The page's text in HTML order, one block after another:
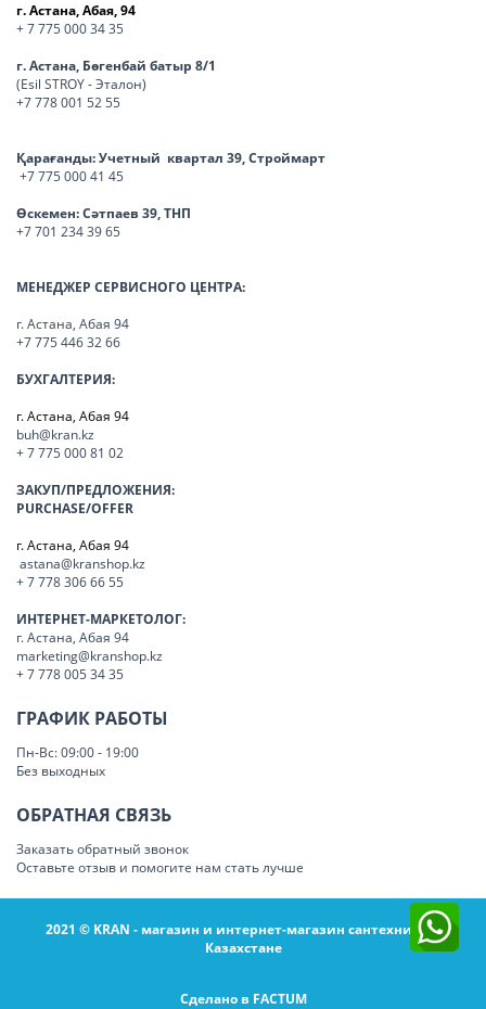
г. Астана, Абая, 94
+ 7 775 000 34 35
г. Астана, Бөгенбай батыр 8/1
(Esil STROY - Эталон)
+7 778 001 52 55
Қарағанды:Учетный квартал 39, Строймарт
+7 775 000 41 45
Өскемен:Сәтпаев 39, ТНП
+7 701 234 39 65
МЕНЕДЖЕР СЕРВИСНОГО ЦЕНТРА:
г. Астана, Абая 94
+7 775 446 32 66
БУХГАЛТЕРИЯ:
г. Астана, Абая 94
buh@kran.kz
+ 7 775 000 81 02
ЗАКУП/ПРЕДЛОЖЕНИЯ:
PURCHASE/OFFER
г. Астана, Абая 94
astana@kranshop.kz
+ 7 778 306 66 55
ИНТЕРНЕТ-МАРКЕТОЛОГ:
г. Астана, Абая 94
marketing@kranshop.kz
+ 7 778 005 34 35
ГРАФИК РАБОТЫ
Пн-Вс: 09:00 - 19:00
Без выходных
ОБРАТНАЯ СВЯЗЬ
Заказать обратный звонок
Оставьте отзыв и помогите нам стать лучше
2021 © KRAN - магазин и интернет-магазин сантехники в
Казахстане
Сделано в FACTUM